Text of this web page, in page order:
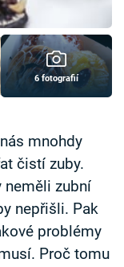
6 fotografií
mnohdy
čistí zuby.
neměli zubní
nepřišli. Pak
problémy
Proč tomu